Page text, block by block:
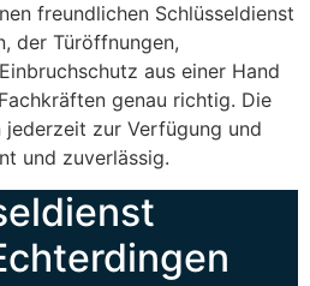
freundlichen Schlüsseldienst
der Türöffnungen,
aus einer Hand
genau richtig. Die
jederzeit zur Verfügung und
und zuverlässig.